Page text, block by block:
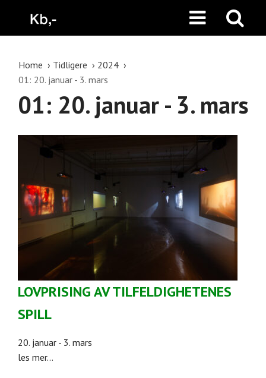
Home Tidligere
2024
01: 20. januar - 3. mars
01: 20. januar - 3. mars
LOVPRISING AV TILFELDIGHETENES
SPILL
20. januar - 3. mars
les mer...